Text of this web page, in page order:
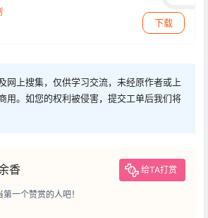
下载
网上搜集，仅供学习交流，未经原作者或上
用。如您的权利被侵害，提交工单后我们将
香 给TA打赏
一个赞赏的人吧！